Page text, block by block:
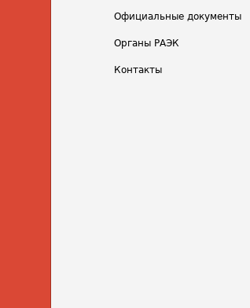
Официальные документы
Органы РАЭК
Контакты